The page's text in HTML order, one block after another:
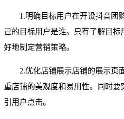
1.明确目标用户在开设抖音团
己的目标用户是谁。只有了解目标
好地制定营销策略。
2.优化店铺展示店铺的展示页
重店铺的美观度和易用性。同时
引用户点击。